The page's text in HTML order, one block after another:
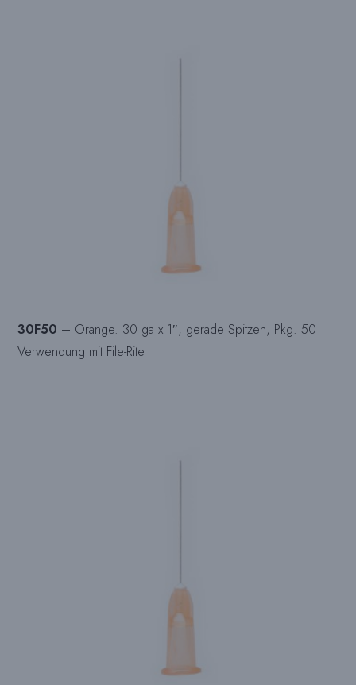
30F50 – Orange. 30 ga x 1″, gerade Spitzen, Pkg. 50
Verwendung mit File-Rite